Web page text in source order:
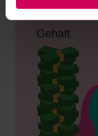
Gehalt